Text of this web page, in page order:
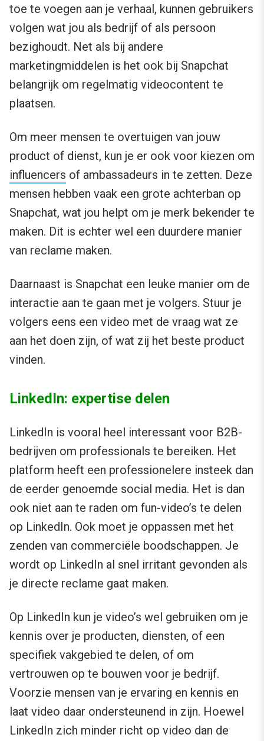
toe te voegen aan je verhaal, kunnen gebruikers
volgen wat jou als bedrijf of als persoon
bezighoudt. Net als bij andere
marketingmiddelen is het ook bij Snapchat
belangrijk om regelmatig videocontent te
plaatsen.
Om meer mensen te overtuigen van jouw
product of dienst, kun je er ook voor kiezen om
influencers of ambassadeurs in te zetten. Deze
mensen hebben vaak een grote achterban op
Snapchat, wat jou helpt om je merk bekender te
maken. Dit is echter wel een duurdere manier
van reclame maken.
Daarnaast is Snapchat een leuke manier om de
interactie aan te gaan met je volgers. Stuur je
volgers eens een video met de vraag wat ze
aan het doen zijn, of wat zij het beste product
vinden.
LinkedIn: expertise delen
LinkedIn is vooral heel interessant voor B2B-
bedrijven om professionals te bereiken. Het
platform heeft een professionelere insteek dan
de eerder genoemde social media. Het is dan
ook niet aan te raden om fun-video’s te delen
op LinkedIn. Ook moet je oppassen met het
zenden van commerciële boodschappen. Je
wordt op LinkedIn al snel irritant gevonden als
je directe reclame gaat maken.
Op LinkedIn kun je video’s wel gebruiken om je
kennis over je producten, diensten, of een
specifiek vakgebied te delen, of om
vertrouwen op te bouwen voor je bedrijf.
Voorzie mensen van je ervaring en kennis en
laat video daar ondersteunend in zijn. Hoewel
LinkedIn zich minder richt op video dan de